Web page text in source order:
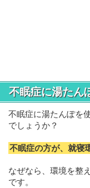
不眠症に湯たん
不眠症に湯たんぽを
でしょうか？
不眠症の方が、就寝
なぜなら、環境を整
です。